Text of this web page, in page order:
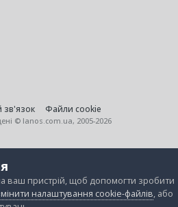
зв'язок Файли cookie
© lanos.com.ua, 2005-2026
ваш пристрій, щоб допомогти зробити
налаштування cookie-файлів, або